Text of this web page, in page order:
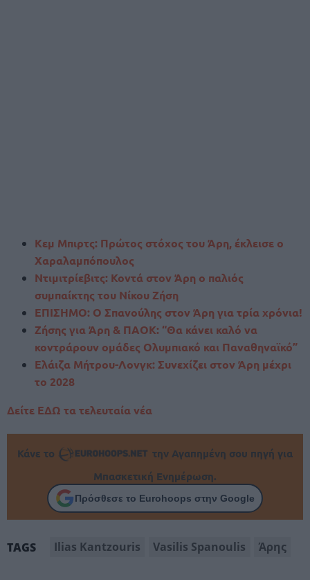
Κεμ Μπιρτς: Πρώτος στόχος του Άρη, έκλεισε ο
Χαραλαμπόπουλος
Ντιμιτρίεβιτς: Κοντά στον Άρη ο παλιός
συμπαίκτης του Νίκου Ζήση
ΕΠΙΣΗΜΟ: Ο Σπανούλης στον Άρη για τρία χρόνια!
Ζήσης για Άρη & ΠΑΟΚ: “Θα κάνει καλό να
κοντράρουν ομάδες Ολυμπιακό και Παναθηναϊκό”
Ελάιζα Μήτρου-Λονγκ: Συνεχίζει στον Άρη μέχρι
το 2028
Δείτε ΕΔΩ τα τελευταία νέα
Κάνε το
την Αγαπημένη σου πηγή για
Μπασκετική Ενημέρωση.
Πρόσθεσε το Eurohoops στην Google
TAGS Ilias Kantzouris Vasilis Spanoulis Άρης